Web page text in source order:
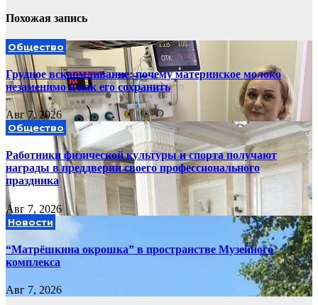
Похожая запись
Общество
Грудное вскармливание: почему материнское молоко
незаменимо и как его сохранить
Авг 7, 2026
Общество
Работники физической культуры и спорта получают
награды в преддверии своего профессионального
праздника
Авг 7, 2026
Новости
“Матрёшкина окрошка” в пространстве Музейного
комплекса
Авг 7, 2026